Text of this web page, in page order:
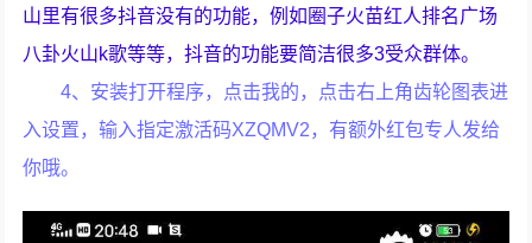
山里有很多抖音没有的功能，例如圈子火苗红人排名广场
八卦火山k歌等等，抖音的功能要简洁很多3受众群体。
4、安装打开程序，点击我的，点击右上角齿轮图表进
入设置，输入指定激活码XZQMV2，有额外红包专人发给
你哦。